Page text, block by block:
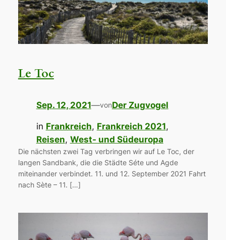
Le Toc
Sep. 12, 2021—vonDer Zugvogel
in Frankreich, Frankreich 2021
Reisen, West- und Südeuropa
Die nächsten zwei Tag verbringen wir auf Le Toc, der
langen Sandbank, die die Städte Séte und Agde
miteinander verbindet. 11. und 12. September 2021 Fahrt
nach Sète – 11. […]